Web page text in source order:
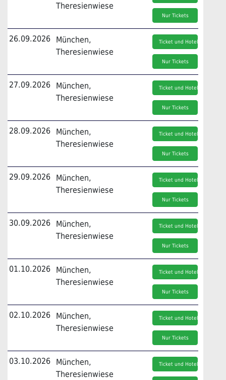
Theresienwiese
Nur Tickets
26.09.2026
München,
Theresienwiese
Ticket und Hotel
Nur Tickets
27.09.2026
München,
Theresienwiese
Ticket und Hotel
Nur Tickets
28.09.2026
München,
Theresienwiese
Ticket und Hotel
Nur Tickets
29.09.2026
München,
Theresienwiese
Ticket und Hotel
Nur Tickets
30.09.2026
München,
Theresienwiese
Ticket und Hotel
Nur Tickets
01.10.2026
München,
Theresienwiese
Ticket und Hotel
Nur Tickets
02.10.2026
München,
Theresienwiese
Ticket und Hotel
Nur Tickets
03.10.2026
München,
Theresienwiese
Ticket und Hotel